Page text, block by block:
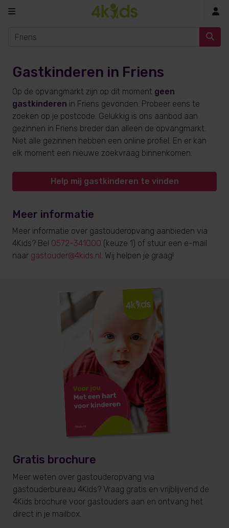
Gastkinderen in Friens
Op de opvangmarkt zijn op dit moment geen
gastkinderen in Friens gevonden. Probeer eens te
zoeken op je postcode. Gelukkig is ons aanbod aan
gezinnen in Friens breder dan alleen de opvangmarkt.
Niet alle gezinnen hebben een online profiel. En er kan
elk moment een nieuwe zoekvraag binnenkomen.
Help mij gastkinderen te vinden
Meer informatie
Meer informatie over gastouderopvang aanbieden via
4Kids? Bel 0572-341000 (keuze 1) of stuur een e-mail
naar gastouder@4kids.nl. Wij helpen je graag!
Gratis brochure
Meer weten over gastouderopvang via
gastouderbureau 4Kids? Vraag gratis en vrijblijvend de
4Kids brochure voor gastouders aan en ontvang het
direct in je mailbox.